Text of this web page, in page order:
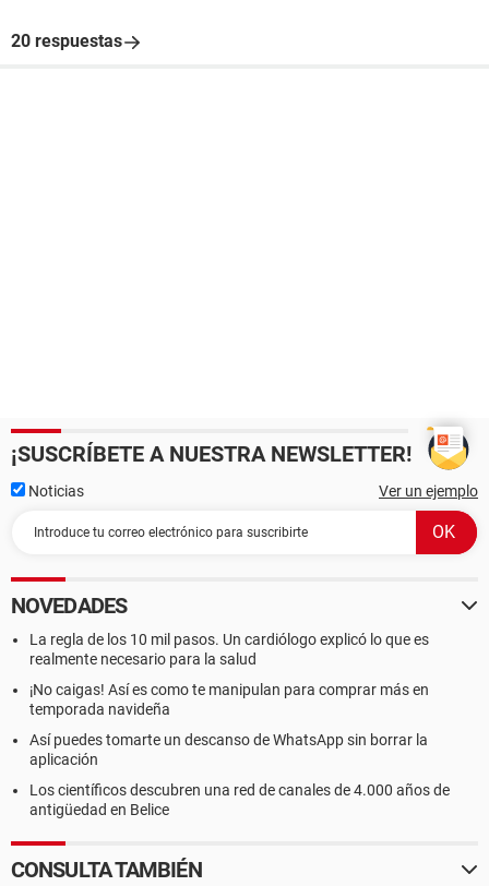
20 respuestas
¡SUSCRÍBETE A NUESTRA NEWSLETTER!
Noticias Ver un ejemplo
NOVEDADES
La regla de los 10 mil pasos. Un cardiólogo explicó lo que es
realmente necesario para la salud
¡No caigas! Así es como te manipulan para comprar más en
temporada navideña
Así puedes tomarte un descanso de WhatsApp sin borrar la
aplicación
Los científicos descubren una red de canales de 4.000 años de
antigüedad en Belice
CONSULTA TAMBIÉN